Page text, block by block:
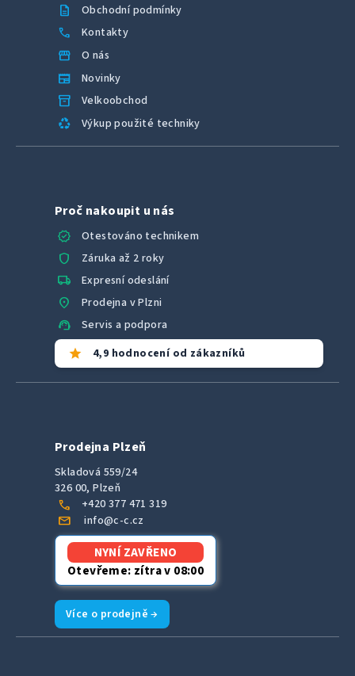
description Obchodní podmínky
call Kontakty
storefront O nás
newspaper Novinky
inventory_2 Velkoobchod
recycling Výkup použité techniky
Proč nakoupit u nás
verified
Otestováno technikem
shield Záruka až 2 roky
local_shipping Expresní odeslání
location_on Prodejna v Plzni
support_agent Servis a podpora
star 4,9 hodnocení od zákazníků
Prodejna Plzeň
Skladová 559/24
326 00, Plzeň
call +420 377 471 319
mail info@c-c.cz
NYNÍ ZAVŘENO
Otevřeme: zítra v 08:00
Více o prodejně →